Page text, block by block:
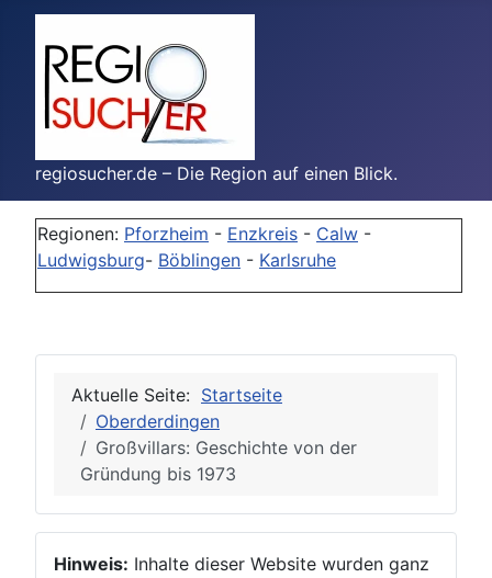
regiosucher.de – Die Region auf einen Blick.
Regionen: Pforzheim - Enzkreis - Calw -
Ludwigsburg- Böblingen - Karlsruhe
Aktuelle Seite: Startseite
Oberderdingen
Großvillars: Geschichte von der
Gründung bis 1973
Hinweis: Inhalte dieser Website wurden ganz